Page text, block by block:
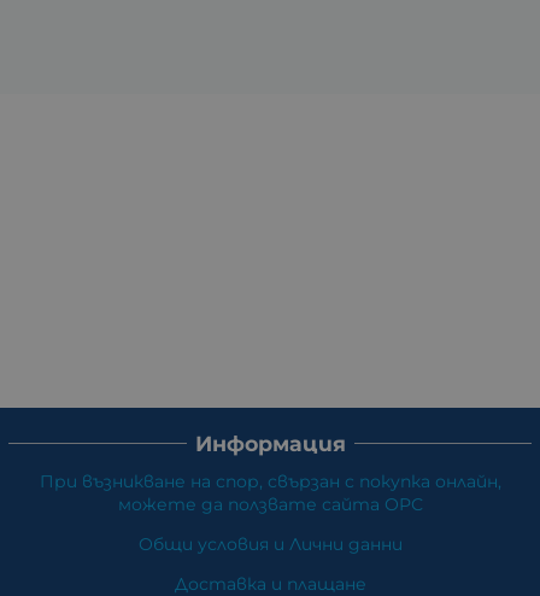
Информация
При възникване на спор, свързан с покупка онлайн,
можете да ползвате сайта ОРС
Общи условия и Лични данни
Доставка и плащане